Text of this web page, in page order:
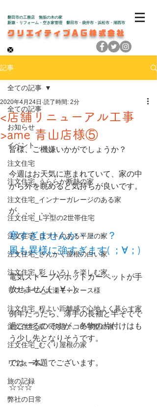
クリエイティブAG株式会社
磐田市の工務店 無垢の木の家
新築・リフォーム・空き家管理 磐田市・袋井市・浜松市・湖西市
記事
全ての記事
お知らせ
イベント
注文住宅
注文住宅_うららか断熱の家
注文住宅_インナーガレージのある家
注文住宅_L字型の2世帯住宅
注文住宅_ロフトのある平屋の家
注文住宅_さんかく屋根の白い家
注文住宅_彩（いろ）を楽しむ家
リフォーム_大瀬モータース様
注文住宅_程よい距離感で心地よく暮らす家
注文住宅_広々快適！コの字型の家
注文住宅_むくり屋根の家
リフォーム
旅の記録
弊社の日常
全ての記事
<店舗リニューアル工事
>ame 青山店様⑤
2020年4月24日 読了時間: 2分
皆様、ご機嫌いかがでしょうか？
今週はお天気に恵まれていて、家の中
から外を眺めると気持ちが良いです。
が、、、、、
寒すぎませんか・・・？
風も異様に強すぎます( ；∀；)
電気ストーブやホットカーペットが手
放せません( ；∀；)
例年だったら、薄手の長袖と半そでで
過ごせるのですが、冬物の片付けはも
う少し先となりそうです。
では、本題でございます。
☆☆☆